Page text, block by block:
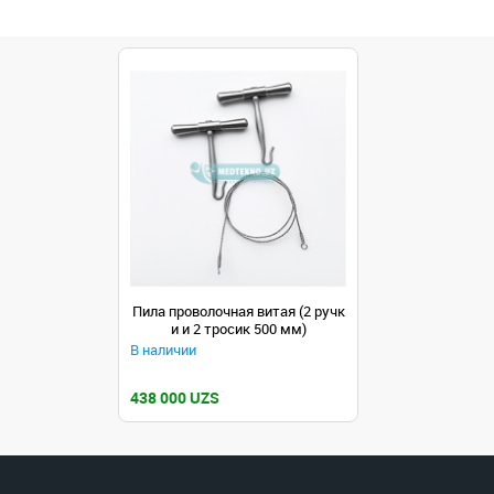
Пила проволочная витая (2 ручк
и и 2 тросик 500 мм)
В наличии
438 000 UZS